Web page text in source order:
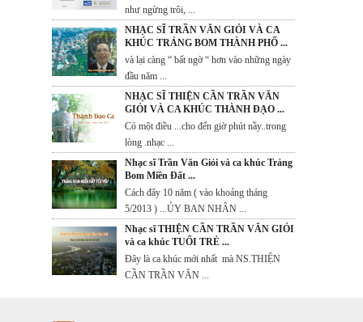
như ngừng trôi, ...
NHẠC SĨ TRẦN VĂN GIỎI VÀ CA
KHÚC TRẢNG BOM THÀNH PHỐ ...
và lại càng “ bất ngờ “ hơn vào những ngày
đầu năm ...
NHẠC SĨ THIỆN CẦN TRẦN VĂN
GIỎI VÀ CA KHÚC THÀNH ĐẠO ...
Có một điều ...cho đến giờ phút nầy..trong
lòng .nhạc ...
Nhạc sĩ Trần Văn Giỏi và ca khúc Trảng
Bom Miền Đất ...
Cách đây 10 năm ( vào khoảng tháng
5/2013 ) ...ỦY BAN NHÂN ...
Nhạc sĩ THIỆN CẦN TRẦN VĂN GIỎI
và ca khúc TUỔI TRẺ ...
Đây là ca khúc mới nhất mà NS.THIỆN
CẦN TRẦN VĂN ...